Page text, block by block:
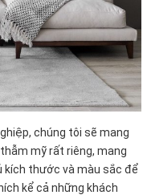
chúng tôi sẽ mang
mỹ rất riêng, mang
kích thước và màu sắc để
kể cả những khách